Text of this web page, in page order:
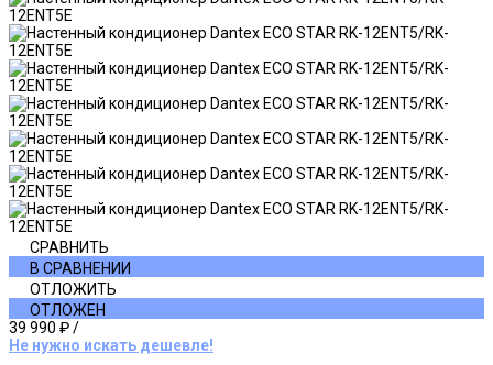
СРАВНИТЬ
В СРАВНЕНИИ
ОТЛОЖИТЬ
ОТЛОЖЕН
39 990 ₽/
Не нужно искать дешевле!